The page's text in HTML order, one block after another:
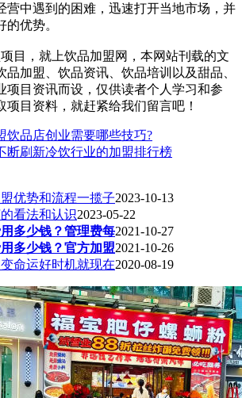
营中遇到的困难，迅速打开当地市场，并
的优势。
目，就上饮品加盟网，本网站刊载的文
品加盟、饮品资讯、饮品培训以及甜品、
项目资讯而设，仅供读者个人学习和参
项目资料，就赶紧给我们留言吧！
饮品店创业需要哪些技巧?
断刷新冷饮行业的加盟排行榜
优势和流程一揽子2023-10-13
看法和认识2023-05-22
多少钱？管理费每2021-10-27
多少钱？官方加盟2021-10-26
命运好时机就现在2020-08-19